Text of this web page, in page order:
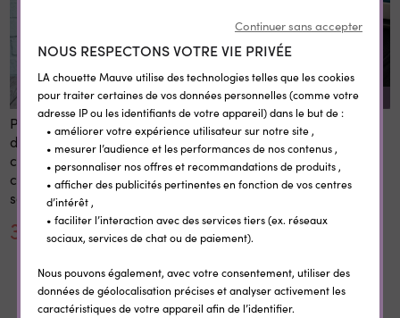
Panneau 1er et dernier jour
d'école personnalisé 20x28
cm en bois réutilisable avec
craie prénom rentrée
scolaire
30,00 €
REMISE SUR LA QUANTITÉ
Etiquettes vêtement
personnalisées
thermocollantes Little Wild
0,35 €
Continuer sans accepter
NOUS RESPECTONS VOTRE VIE PRIVÉE
LA chouette Mauve utilise des technologies telles que les cookies
pour traiter certaines de vos données personnelles (comme votre
adresse IP ou les identifiants de votre appareil) dans le but de :
• améliorer votre expérience utilisateur sur notre site ,
• mesurer l’audience et les performances de nos contenus ,
• personnaliser nos offres et recommandations de produits ,
• afficher des publicités pertinentes en fonction de vos centres
d’intérêt ,
• faciliter l’interaction avec des services tiers (ex. réseaux
sociaux, services de chat ou de paiement).
Nous pouvons également, avec votre consentement, utiliser des
données de géolocalisation précises et analyser activement les
caractéristiques de votre appareil afin de l’identifier.